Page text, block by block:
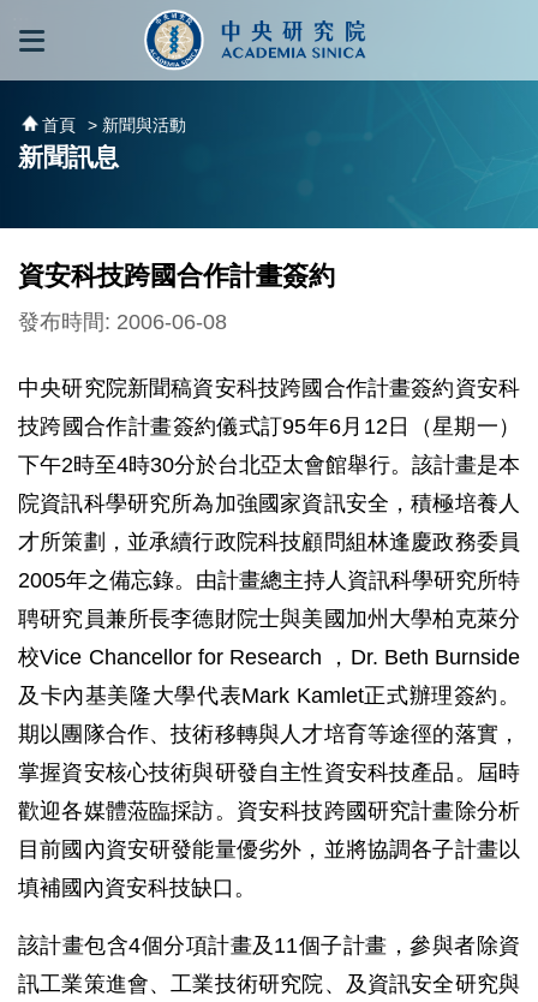
跳到主要內容區塊
首頁 > 新聞與活動
新聞訊息
資安科技跨國合作計畫簽約
發布時間: 2006-06-08
中央研究院新聞稿資安科技跨國合作計畫簽約資安科
技跨國合作計畫簽約儀式訂95年6月12日（星期一）
下午2時至4時30分於台北亞太會館舉行。該計畫是本
院資訊科學研究所為加強國家資訊安全，積極培養人
才所策劃，並承續行政院科技顧問組林逢慶政務委員
2005年之備忘錄。由計畫總主持人資訊科學研究所特
聘研究員兼所長李德財院士與美國加州大學柏克萊分
校Vice Chancellor for Research ，Dr. Beth Burnside
及卡內基美隆大學代表Mark Kamlet正式辦理簽約。
期以團隊合作、技術移轉與人才培育等途徑的落實，
掌握資安核心技術與研發自主性資安科技產品。屆時
歡迎各媒體蒞臨採訪。資安科技跨國研究計畫除分析
目前國內資安研發能量優劣外，並將協調各子計畫以
填補國內資安科技缺口。
該計畫包含4個分項計畫及11個子計畫，參與者除資
訊工業策進會、工業技術研究院、及資訊安全研究與